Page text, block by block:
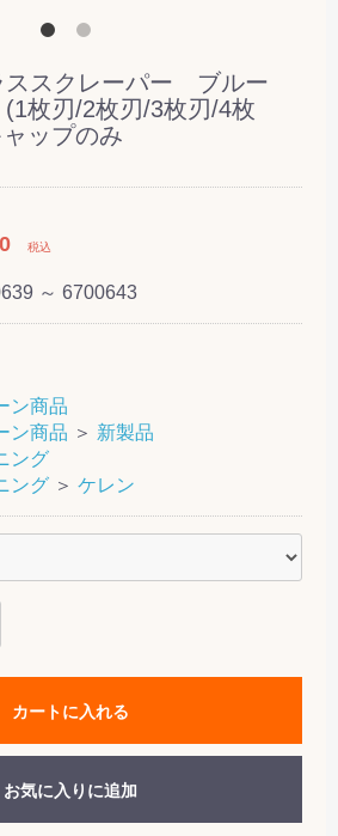
スクレーパー ブルー
枚刃/2枚刃/3枚刃/4枚
ップのみ
税込
～ 6700643
ン商品
ン商品 ＞ 新製品
ング
ング ＞ ケレン
カートに入れる
お気に入りに追加